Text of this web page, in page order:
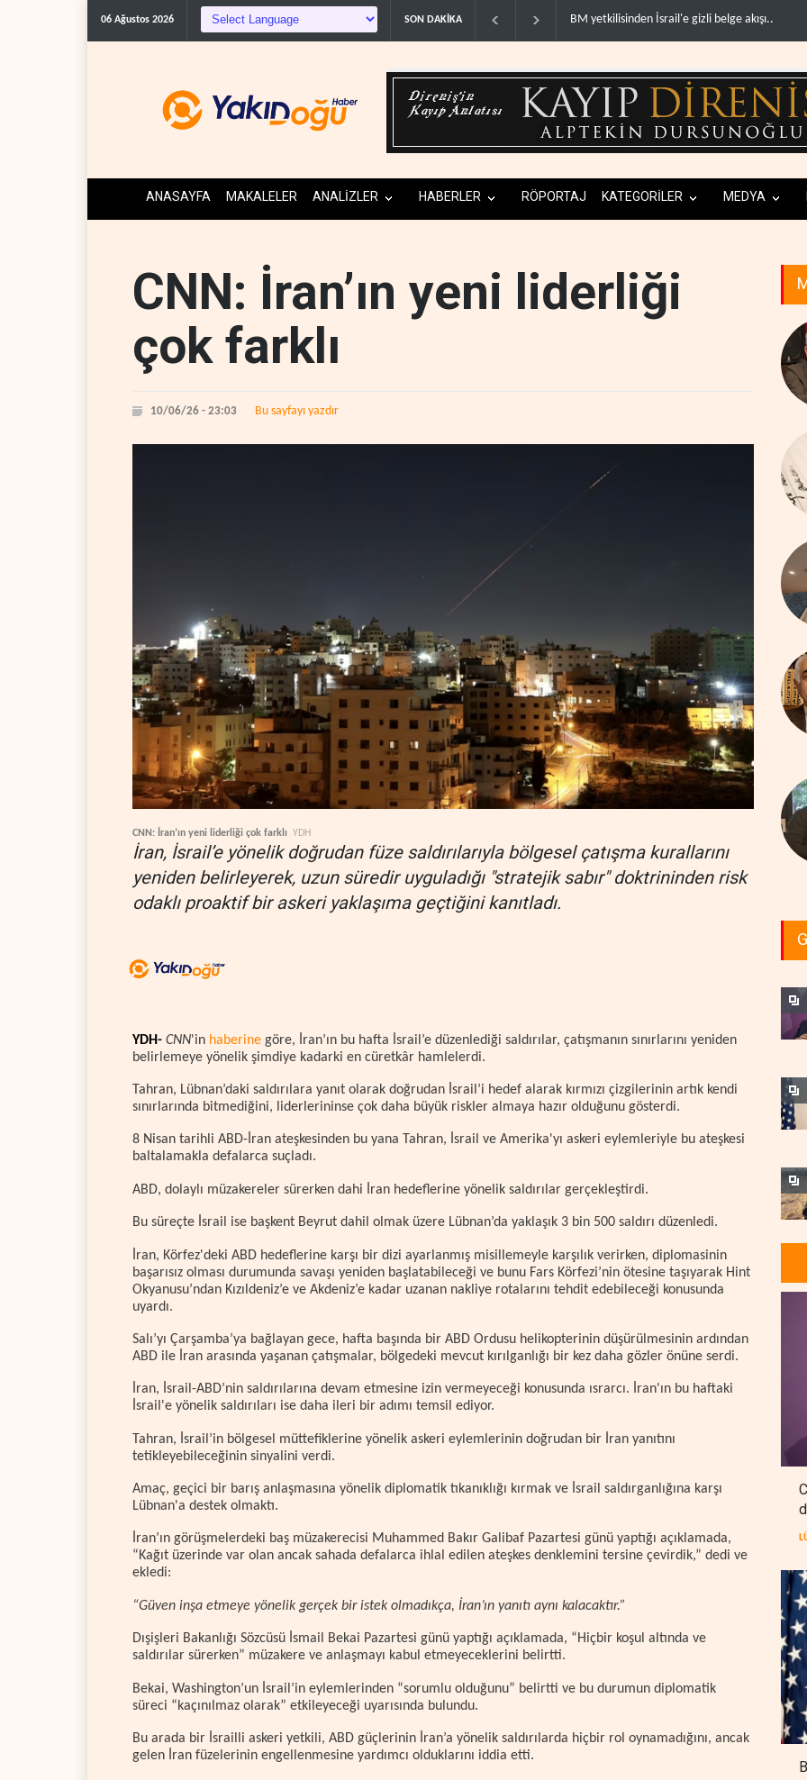
06 Ağustos 2026 SON DAKİKA Colani, Hizbullah ile silah bırakma diyaloğu için
ANASAYFA MAKALELER ANALİZLER HABERLER RÖPORTAJ KATEGORİLER MEDYA
CNN: İran’ın yeni liderliği
çok farklı
10/06/26 - 23:03 Bu sayfayı yazdır
CNN: İran’ın yeni liderliği çok farklı YDH
İran, İsrail’e yönelik doğrudan füze saldırılarıyla bölgesel çatışma kurallarını
yeniden belirleyerek, uzun süredir uyguladığı "stratejik sabır" doktrininden risk
odaklı proaktif bir askeri yaklaşıma geçtiğini kanıtladı.
YDH- CNN'in haberine göre, İran’ın bu hafta İsrail’e düzenlediği saldırılar, çatışmanın sınırlarını yeniden
belirlemeye yönelik şimdiye kadarki en cüretkâr hamlelerdi.
Tahran, Lübnan’daki saldırılara yanıt olarak doğrudan İsrail’i hedef alarak kırmızı çizgilerinin artık kendi
sınırlarında bitmediğini, liderlerininse çok daha büyük riskler almaya hazır olduğunu gösterdi.
8 Nisan tarihli ABD-İran ateşkesinden bu yana Tahran, İsrail ve Amerika'yı askeri eylemleriyle bu ateşkesi
baltalamakla defalarca suçladı.
ABD, dolaylı müzakereler sürerken dahi İran hedeflerine yönelik saldırılar gerçekleştirdi.
Bu süreçte İsrail ise başkent Beyrut dahil olmak üzere Lübnan’da yaklaşık 3 bin 500 saldırı düzenledi.
İran, Körfez'deki ABD hedeflerine karşı bir dizi ayarlanmış misillemeyle karşılık verirken, diplomasinin
başarısız olması durumunda savaşı yeniden başlatabileceği ve bunu Fars Körfezi’nin ötesine taşıyarak Hint
Okyanusu’ndan Kızıldeniz’e ve Akdeniz’e kadar uzanan nakliye rotalarını tehdit edebileceği konusunda
uyardı.
Salı’yı Çarşamba’ya bağlayan gece, hafta başında bir ABD Ordusu helikopterinin düşürülmesinin ardından
ABD ile İran arasında yaşanan çatışmalar, bölgedeki mevcut kırılganlığı bir kez daha gözler önüne serdi.
İran, İsrail-ABD’nin saldırılarına devam etmesine izin vermeyeceği konusunda ısrarcı. İran'ın bu haftaki
İsrail'e yönelik saldırıları ise daha ileri bir adımı temsil ediyor.
Tahran, İsrail’in bölgesel müttefiklerine yönelik askeri eylemlerinin doğrudan bir İran yanıtını
tetikleyebileceğinin sinyalini verdi.
Amaç, geçici bir barış anlaşmasına yönelik diplomatik tıkanıklığı kırmak ve İsrail saldırganlığına karşı
Lübnan'a destek olmaktı.
İran’ın görüşmelerdeki baş müzakerecisi Muhammed Bakır Galibaf Pazartesi günü yaptığı açıklamada,
“Kağıt üzerinde var olan ancak sahada defalarca ihlal edilen ateşkes denklemini tersine çevirdik,” dedi ve
ekledi:
“Güven inşa etmeye yönelik gerçek bir istek olmadıkça, İran’ın yanıtı aynı kalacaktır.”
Dışişleri Bakanlığı Sözcüsü İsmail Bekai Pazartesi günü yaptığı açıklamada, “Hiçbir koşul altında ve
saldırılar sürerken” müzakere ve anlaşmayı kabul etmeyeceklerini belirtti.
Bekai, Washington’un İsrail’in eylemlerinden “sorumlu olduğunu” belirtti ve bu durumun diplomatik
süreci “kaçınılmaz olarak” etkileyeceği uyarısında bulundu.
Bu arada bir İsrailli askeri yetkili, ABD güçlerinin İran’a yönelik saldırılarda hiçbir rol oynamadığını, ancak
gelen İran füzelerinin engellenmesine yardımcı olduklarını iddia etti.